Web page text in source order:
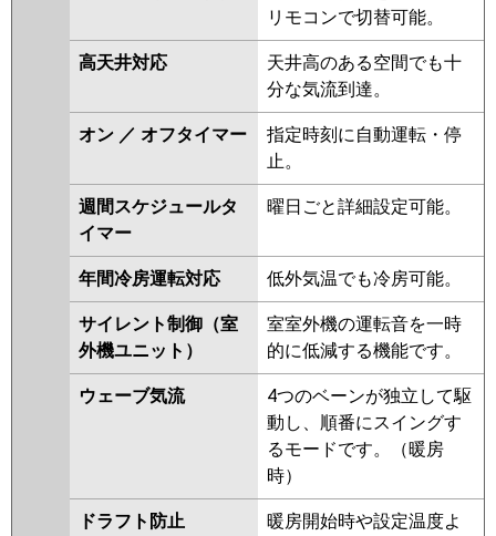
ERMP112HE3 PLZ-
HRMP112HFG2 PLZ-
HRMP112HF2 PLZ-HRMP112H2
PLZ-ERMP112H2 PLZ-
ERMP112HLE2
PLZ-HRMP112EZ
PLZ-HRMP112EFGZ PLZ-
HRMP112EFZ
PLZ-ERMP112EZ PLZ-
HRMP112EFGY PLZ-
HRMP112EFY PLZ-HRMP112EY
PLZ-ERMP112EEY PLZ-
ERMP112EY PLZ-ERMP112ELEY
PLZ-HRMP112EFGV PLZ-
HRMP112EFV PLZ-HRMP112EV
PLZ-ERMP112EEW PLZ-
ERMP112EW
PLZ-ERMP112ELEW
PLZ-ERMP112EEV
ERMP112EV PLZ-ERMP112ELEV
PLZ-ERMP112EER PLZ-
リモコンで切替可能。
高天井対応
天井高のある空間でも十
分な気流到達。
オン ／ オフタイマー
指定時刻に自動運転・停
止。
週間スケジュールタ
イマー
曜日ごと詳細設定可能。
年間冷房運転対応 低外気温でも冷房可能。
サイレント制御（室
外機ユニット）
室室外機の運転音を一時
的に低減する機能です。
ウェーブ気流
4つのベーンが独立して駆
動し、順番にスイングす
るモードです。（暖房
時）
ドラフト防止
暖房開始時や設定温度よ